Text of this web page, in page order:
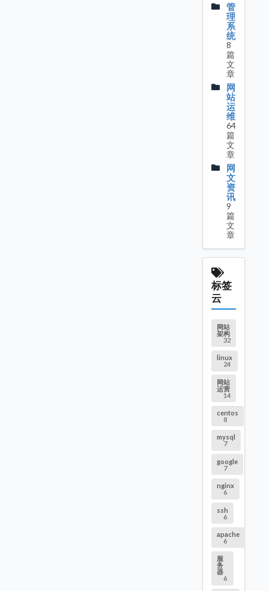
管
理
系
统
8
篇
文
章
网
站
运
维
64
篇
文
章
网
文
资
讯
9
篇
文
章
标签
云
网站
架构
32
linux
24
网站
运营
14
centos
8
mysql
7
google
7
nginx
6
ssh
6
apache
6
服
务
器
6